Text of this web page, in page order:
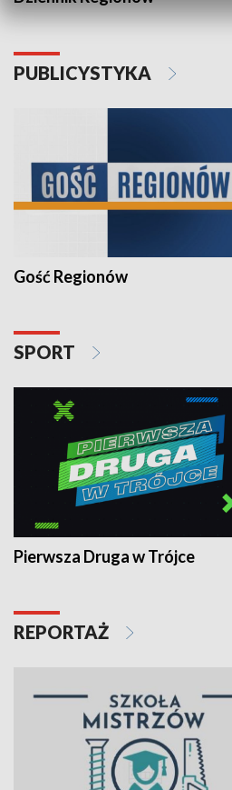
PUBLICYSTYKA
Gość Regionów
SPORT
Pierwsza Druga w Trójce
REPORTAŻ